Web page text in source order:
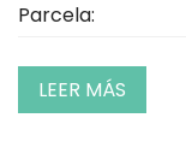
Parcela:
LEER MÁS